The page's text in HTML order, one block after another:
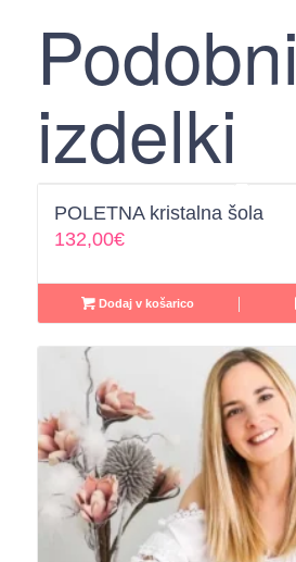
Podobni
izdelki
POLETNA kristalna šola
132,00€
Dodaj v košarico